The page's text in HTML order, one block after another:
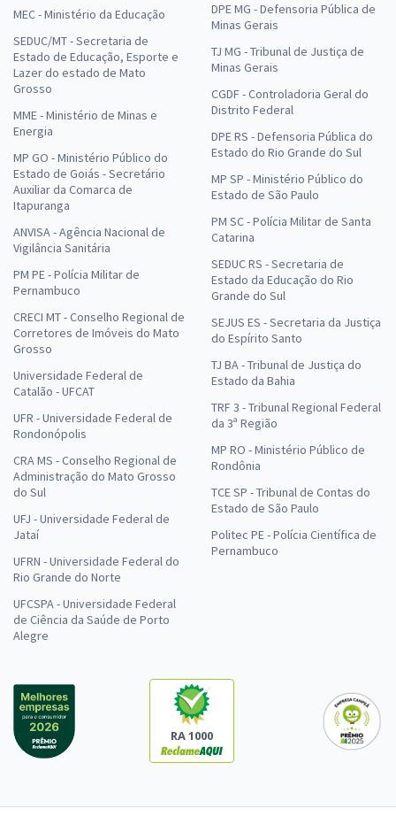
MEC - Ministério da Educação
SEDUC/MT - Secretaria de
Estado de Educação, Esporte e
Lazer do estado de Mato
Grosso
MME - Ministério de Minas e
Energia
MP GO - Ministério Público do
Estado de Goiás - Secretário
Auxiliar da Comarca de
Itapuranga
ANVISA - Agência Nacional de
Vigilância Sanitária
PM PE - Polícia Militar de
Pernambuco
CRECI MT - Conselho Regional de
Corretores de Imóveis do Mato
Grosso
Universidade Federal de
Catalão - UFCAT
UFR - Universidade Federal de
Rondonópolis
CRA MS - Conselho Regional de
Administração do Mato Grosso
do Sul
UFJ - Universidade Federal de
Jataí
UFRN - Universidade Federal do
Rio Grande do Norte
UFCSPA - Universidade Federal
de Ciência da Saúde de Porto
Alegre
DPE MG - Defensoria Pública de
Minas Gerais
TJ MG - Tribunal de Justiça de
Minas Gerais
CGDF - Controladoria Geral do
Distrito Federal
DPE RS - Defensoria Pública do
Estado do Rio Grande do Sul
MP SP - Ministério Público do
Estado de São Paulo
PM SC - Polícia Militar de Santa
Catarina
SEDUC RS - Secretaria de
Estado da Educação do Rio
Grande do Sul
SEJUS ES - Secretaria da Justiça
do Espírito Santo
TJ BA - Tribunal de Justiça do
Estado da Bahia
TRF 3 - Tribunal Regional Federal
da 3ª Região
MP RO - Ministério Público de
Rondônia
TCE SP - Tribunal de Contas do
Estado de São Paulo
Politec PE - Polícia Científica de
Pernambuco
RA 1000